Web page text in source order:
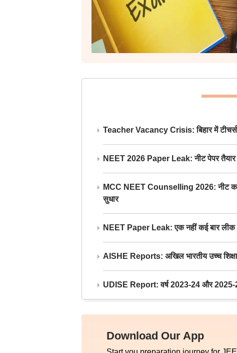
Teacher Vacancy Crisis: बिहार में
NEET 2026 Paper Leak: नीट पेपर
MCC NEET Counselling 2026: नीट
सुधार
NEET Paper Leak: एक नहीं कई बार लीक
AISHE Reports: अखिल भारतीय उच्च शिक्षा
UDISE Report: वर्ष 2023-24 और 2025-
Download Our App